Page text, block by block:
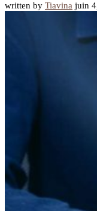
written by Tiavina juin